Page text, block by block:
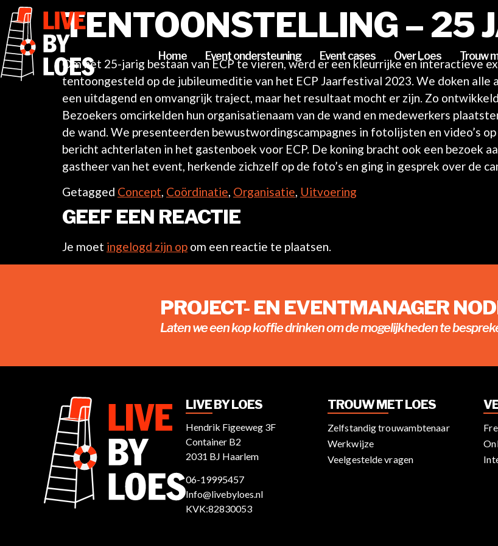
Home Event ondersteuning Event cases Over Loes Trouw
TENTOONSTELLING – 25
Om het 25-jarig bestaan van ECP te vieren, werd er een kleurrijke en interactieve
tentoongesteld op de jubileumeditie van het ECP Jaarfestival 2023. We doken alle
een uitdagend en omvangrijk traject, maar het resultaat mocht er zijn. Zo
Bezoekers omcirkelden hun organisatienaam van de wand en medewerkers
de wand. We presenteerden bewustwordingscampagnes in fotolijsten en video’s
bericht achterlaten in het gastenboek voor ECP. De koning bracht ook een bezoek
gastheer van het event, herkende zichzelf op de foto’s en ging in gesprek over de
Getagged Concept, Coördinatie, Organisatie, Uitvoering
GEEF EEN REACTIE
Je moet ingelogd zijn op om een reactie te plaatsen.
PROJECT- EN EVENTMANAGER
Laten we een kop koffie drinken om de mogelijkheden te
LIVE BY LOES
Hendrik Figeeweg 3F
Container B2
2031 BJ Haarlem
06-19995457
Info@livebyloes.nl
KVK:82830053
TROUW MET LOES
Zelfstandig trouwambtenaar
Werkwijze
Veelgestelde vragen